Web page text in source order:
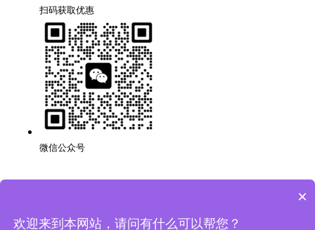
扫码获取优惠
微信公众号
版权所有：深圳市万创科技有限公司粤ICP备14001694号
×
欢迎来到本网站，请问有什么可以帮您？